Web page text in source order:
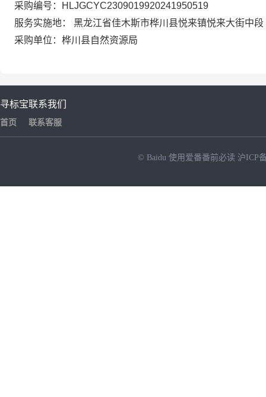
采购编号：
HLJGCYC2309019920241950519
服务实施地：
黑龙江省佳木斯市桦川县悦来镇悦来大街中段
采购单位： 桦川县自然资源局
寻标宝
首页
联系我们
联系客服
© Baidu 使用爱番番前必读 沪ICP